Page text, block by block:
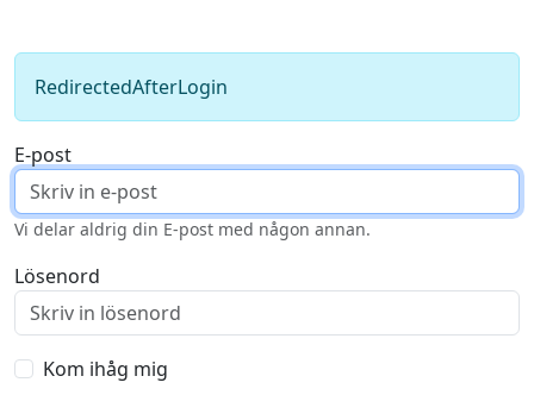
RedirectedAfterLogin
E-post
Vi delar aldrig din E-post med någon annan.
Lösenord
Kom ihåg mig